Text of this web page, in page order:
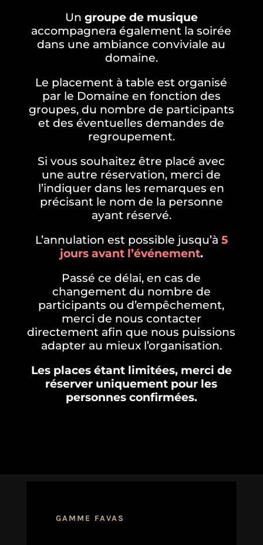
Un groupe de musique
accompagnera également la soirée
dans une ambiance conviviale au
domaine.
Le placement à table est organisé
par le Domaine en fonction des
groupes, du nombre de participants
et des éventuelles demandes de
regroupement.
Si vous souhaitez être placé avec
une autre réservation, merci de
l’indiquer dans les remarques en
précisant le nom de la personne
ayant réservé.
L’annulation est possible jusqu’à 5
jours avant l’événement.
Passé ce délai, en cas de
changement du nombre de
participants ou d’empêchement,
merci de nous contacter
directement afin que nous puissions
adapter au mieux l’organisation.
Les places étant limitées, merci de
réserver uniquement pour les
personnes confirmées.
GAMME FAVAS